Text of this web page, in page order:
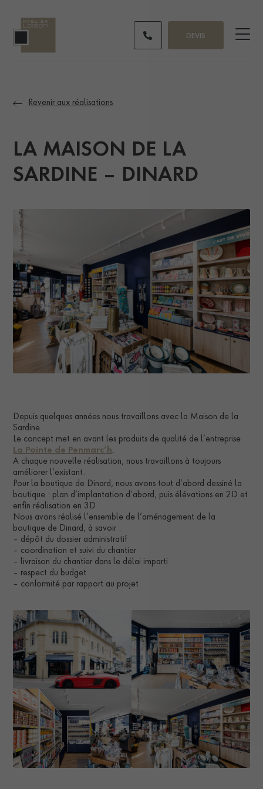
DEVIS
Revenir aux réalisations
LA MAISON DE LA
SARDINE – DINARD
Depuis quelques années nous travaillons avec la Maison de la
Sardine.
Le concept met en avant les produits de qualité de l’entreprise
La Pointe de Penmarc’h .
A chaque nouvelle réalisation, nous travaillons à toujours
améliorer l’existant.
Pour la boutique de Dinard, nous avons tout d’abord dessiné la
boutique : plan d’implantation d’abord, puis élévations en 2D et
enfin réalisation en 3D.
Nous avons réalisé l’ensemble de l’aménagement de la
boutique de Dinard, à savoir :
– dépôt du dossier administratif
– coordination et suivi du chantier
– livraison du chantier dans le délai imparti
– respect du budget
– conformité par rapport au projet